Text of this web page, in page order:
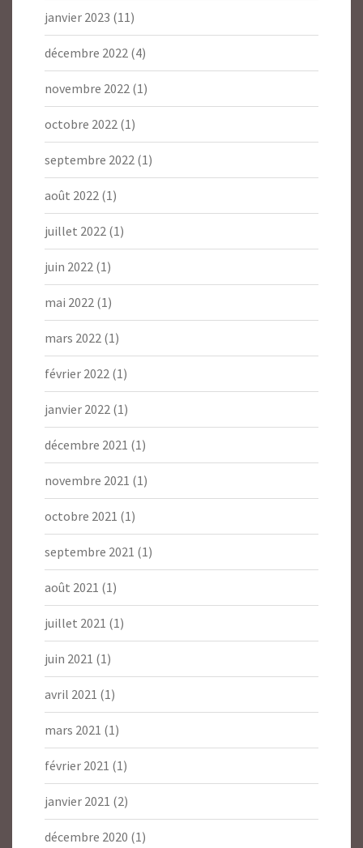
janvier 2023 (11)
décembre 2022 (4)
novembre 2022 (1)
octobre 2022 (1)
septembre 2022 (1)
août 2022 (1)
juillet 2022 (1)
juin 2022 (1)
mai 2022 (1)
mars 2022 (1)
février 2022 (1)
janvier 2022 (1)
décembre 2021 (1)
novembre 2021 (1)
octobre 2021 (1)
septembre 2021 (1)
août 2021 (1)
juillet 2021 (1)
juin 2021 (1)
avril 2021 (1)
mars 2021 (1)
février 2021 (1)
janvier 2021 (2)
décembre 2020 (1)